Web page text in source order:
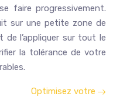
faire progressivement.
sur une petite zone de
de l’appliquer sur tout le
la tolérance de votre
Optimisez votre